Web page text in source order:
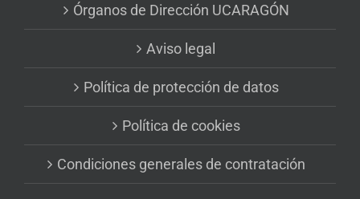
Órganos de Dirección UCARAGÓN
Aviso legal
Política de protección de datos
Política de cookies
Condiciones generales de contratación